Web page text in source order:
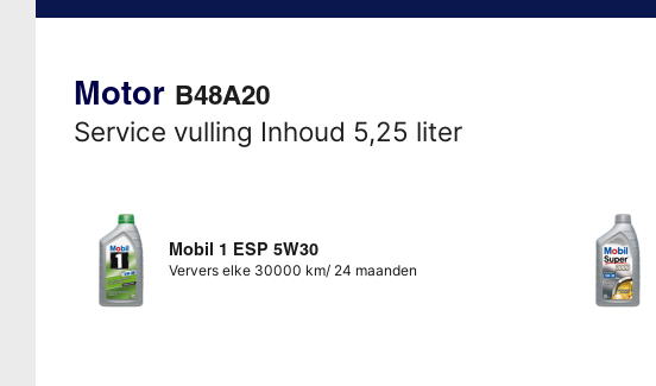
Motor B48A20
Service vulling Inhoud 5,25 liter
Mobil 1 ESP 5W30
Ververs elke 30000 km/ 24 maanden